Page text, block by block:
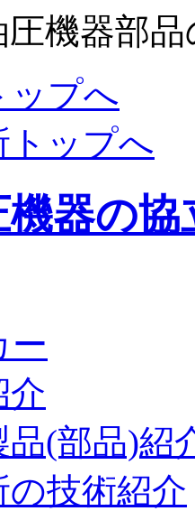
機器部
ップへ
トップへ
機器の
ー
介
(部品)紹
技術紹介